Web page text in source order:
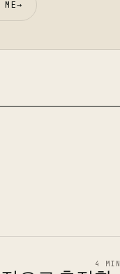
ME→
4 MIN